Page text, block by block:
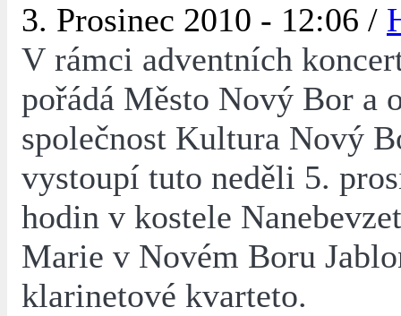
3. Prosinec 2010 - 12:06 /
V rámci adventních
pořádá Město Nový Bor a
společnost Kultura Nový
vystoupí tuto neděli 5.
hodin v kostele
Marie v Novém Boru
klarinetové kvarteto.